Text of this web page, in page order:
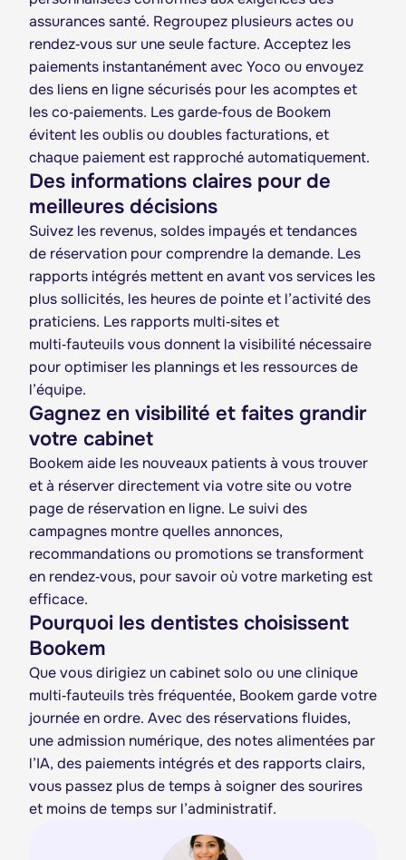
assurances santé. Regroupez plusieurs actes ou
rendez‑vous sur une seule facture. Acceptez les
paiements instantanément avec Yoco ou envoyez
des liens en ligne sécurisés pour les acomptes et
les co‑paiements. Les garde‑fous de Bookem
évitent les oublis ou doubles facturations, et
chaque paiement est rapproché automatiquement.
Des informations claires pour de
meilleures décisions
Suivez les revenus, soldes impayés et tendances
de réservation pour comprendre la demande. Les
rapports intégrés mettent en avant vos services les
plus sollicités, les heures de pointe et l’activité des
praticiens. Les rapports multi‑sites et
multi‑fauteuils vous donnent la visibilité nécessaire
pour optimiser les plannings et les ressources de
l’équipe.
Gagnez en visibilité et faites grandir
votre cabinet
Bookem aide les nouveaux patients à vous trouver
et à réserver directement via votre site ou votre
page de réservation en ligne. Le suivi des
campagnes montre quelles annonces,
recommandations ou promotions se transforment
en rendez‑vous, pour savoir où votre marketing est
efficace.
Pourquoi les dentistes choisissent
Bookem
Que vous dirigiez un cabinet solo ou une clinique
multi‑fauteuils très fréquentée, Bookem garde votre
journée en ordre. Avec des réservations fluides,
une admission numérique, des notes alimentées par
l’IA, des paiements intégrés et des rapports clairs,
vous passez plus de temps à soigner des sourires
et moins de temps sur l’administratif.